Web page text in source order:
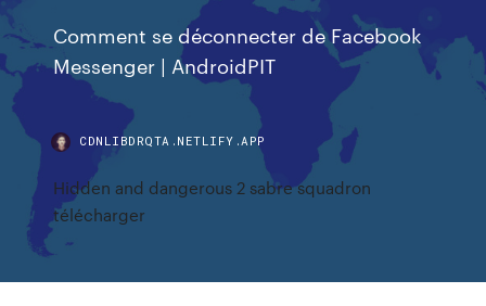
Comment se déconnecter de Facebook
Messenger | AndroidPIT
CDNLIBDRQTA.NETLIFY.APP
Hidden and dangerous 2 sabre squadron
télécharger